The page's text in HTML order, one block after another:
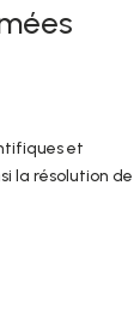
et
la résolution de